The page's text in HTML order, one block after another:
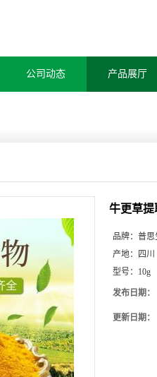
公司动态 产品展厅
牛更草提
品牌： 普思
产地：
四川
型号： 10g
发布日期：
更新日期：